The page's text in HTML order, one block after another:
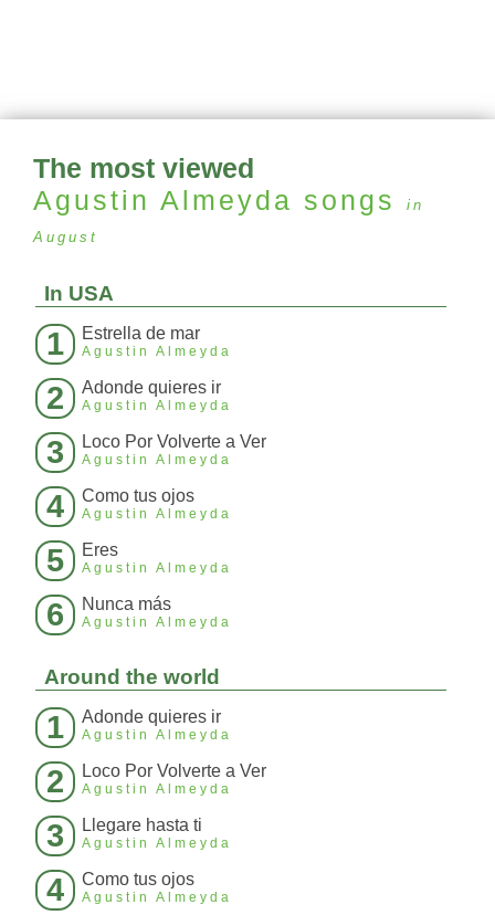
The most viewed
Agustin Almeyda songs
in
August
In USA
1 Estrella de mar
Agustin Almeyda
2 Adonde quieres ir
Agustin Almeyda
3 Loco Por Volverte a Ver
Agustin Almeyda
4 Como tus ojos
Agustin Almeyda
5 Eres
Agustin Almeyda
6 Nunca más
Agustin Almeyda
Around the world
1 Adonde quieres ir
Agustin Almeyda
2 Loco Por Volverte a Ver
Agustin Almeyda
3 Llegare hasta ti
Agustin Almeyda
4 Como tus ojos
Agustin Almeyda